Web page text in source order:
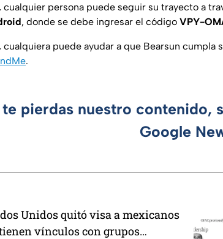
cualquier persona puede seguir su trayecto a
, donde se debe ingresar el código VPY-
cualquiera puede ayudar a que Bearsun cumpla
.
te pierdas nuestro contenido,
Google
Unidos quitó visa a mexicanos
vínculos con grupos